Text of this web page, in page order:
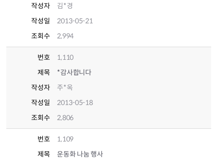
작성자
김*경
작성일
2013-05-21
조회수
2,994
번호
1,110
제목
*감사합니다
작성자
주*옥
작성일
2013-05-18
조회수
2,806
번호
1,109
제목
운동화 나눔 행사